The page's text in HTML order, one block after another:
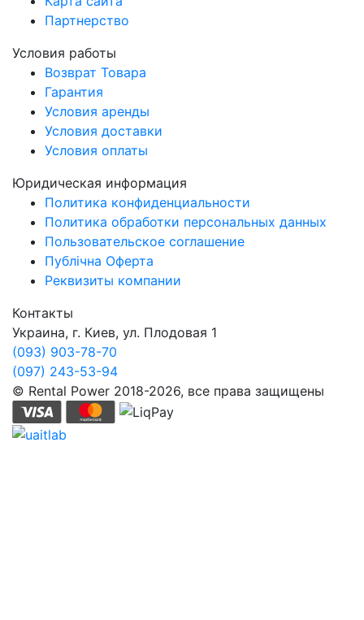
Партнерство
Условия работы
Возврат Товара
Гарантия
Условия аренды
Условия доставки
Условия оплаты
Юридическая информация
Политика конфиденциальности
Политика обработки персональных данных
Пользовательское соглашение
Публічна Оферта
Реквизиты компании
Контакты
Украина, г. Киев, ул. Плодовая 1
(093) 903-78-70
(097) 243-53-94
© Rental Power 2018-2026, все права защищены